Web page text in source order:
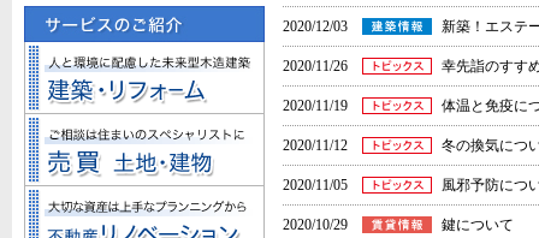
2020/12/03 新築！エステ
2020/11/26 幸先詣のすす
2020/11/19 体温と免疫に
2020/11/12 冬の換気につ
2020/11/05 風邪予防につ
2020/10/29 鍵について